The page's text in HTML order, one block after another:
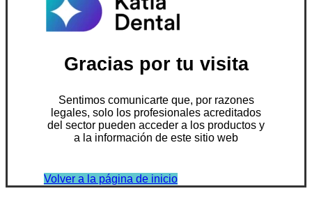
Gracias por tu visita
Sentimos comunicarte que, por razones
legales, solo los profesionales acreditados
del sector pueden acceder a los productos y
a la información de este sitio web
Volver a la página de inicio